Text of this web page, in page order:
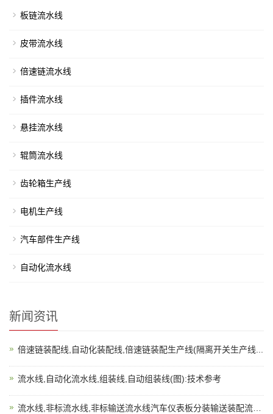
板链流水线
皮带流水线
倍速链流水线
插件流水线
悬挂流水线
辊筒流水线
齿轮箱生产线
电机生产线
汽车部件生产线
自动化流水线
新闻资讯
倍速链装配线,自动化装配线,倍速链装配生产线(隔离开关生产线...
流水线,自动化流水线,组装线,自动组装线(图):技术参考
流水线,非标流水线,非标输送流水线汽车仪表板分装输送装配流水...